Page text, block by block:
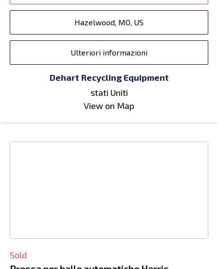
Hazelwood, MO, US
Ulteriori informazioni
Dehart Recycling Equipment
stati Uniti
View on Map
Sold